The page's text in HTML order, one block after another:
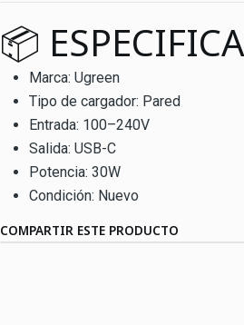
📦
Marca: Ugreen
Tipo de cargador: Pared
Entrada: 100–240V
Salida: USB-C
Potencia: 30W
Condición: Nuevo
COMPARTIR ESTE PRODUCTO